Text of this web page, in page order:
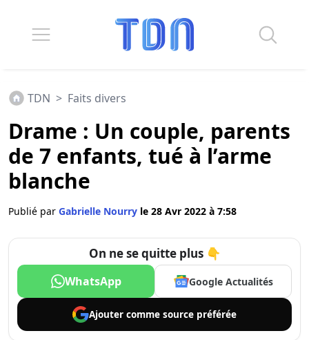
TDN > Faits divers
Drame : Un couple, parents
de 7 enfants, tué à l’arme
blanche
Publié par Gabrielle Nourry le 28 Avr 2022 à 7:58
On ne se quitte plus 👇
WhatsApp Google Actualités
Ajouter comme source préférée